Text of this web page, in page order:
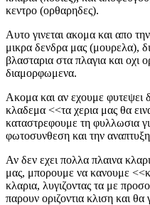
κεντρο (ορθαρηδες).
Αυτο γινεται ακομα και απο
μικρα δενδρα μας (μουρελα),
βλασταρια στα πλαγια και οχι
διαμορφωμενα.
Ακομα και αν εχουμε φυτεψει
κλαδεμα <<τα χερια μας θα
καταστρεφουμε τη φυλλωσια
φωτοσυνθεση και την
Αν δεν εχει πολλα πλαινα
μας, μπορουμε να κανουμε
κλαρια, λυγιζοντας τα με
παρουν οριζοντια κλιση και θα